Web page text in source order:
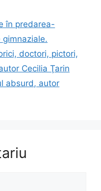
în predarea-
doctori, pictori,
Cecilia Ţarin
absurd, autor